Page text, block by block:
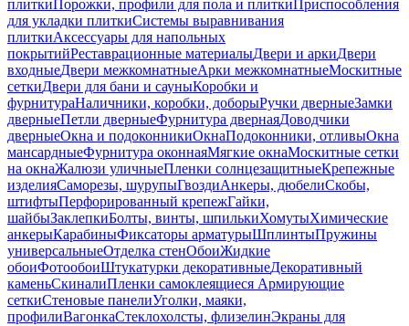
плиткиПорожки, профили для пола и плиткиПриспособления
для укладки плиткиСистемы выравнивания
плиткиАксессуары для напольных
покрытийРеставрационные материалыДвери и аркиДвери
входныеДвери межкомнатныеАрки межкомнатныеМоскитные
сеткиДвери для бани и сауныКоробки и
фурнитураНаличники, коробки, доборыРучки дверныеЗамки
дверныеПетли дверныеФурнитура двернаяДоводчики
дверныеОкна и подоконникиОкнаПодоконники, отливыОкна
мансардныеФурнитура оконнаяМягкие окнаМоскитные сетки
на окнаЖалюзи уличныеПленки солнцезащитныеКрепежные
изделияСаморезы, шурупыГвоздиАнкеры, дюбелиСкобы,
штифтыПерфорированный крепежГайки,
шайбыЗаклепкиБолты, винты, шпилькиХомутыХимические
анкерыКарабиныФиксаторы арматурыШплинтыПружины
универсальныеОтделка стенОбоиЖидкие
обоиФотообоиШтукатурки декоративныеДекоративный
каменьСкиналиПленки самоклеящиеся Армирующие
сеткиСтеновые панелиУголки, маяки,
профилиВагонкаСтеклохолсты, флизелинЭкраны для